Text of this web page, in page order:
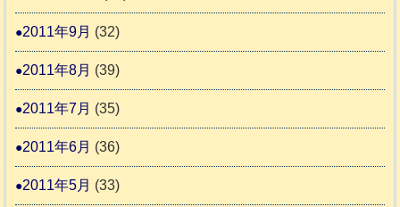
2011年9月 (32)
2011年8月 (39)
2011年7月 (35)
2011年6月 (36)
2011年5月 (33)